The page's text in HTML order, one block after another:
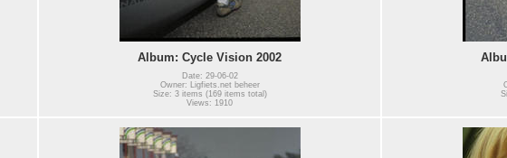
Album: Cycle Vision 2002
Date: 29-06-02
Owner: Ligfiets.net beheer
Size: 3 items (169 items total)
Views: 1910